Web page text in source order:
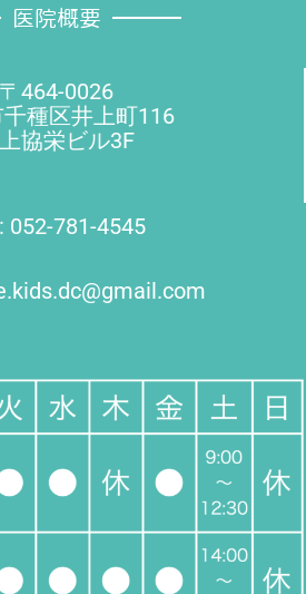
医院概要
〒464-0026
千種区井上町116
協栄ビル3F
052-781-4545